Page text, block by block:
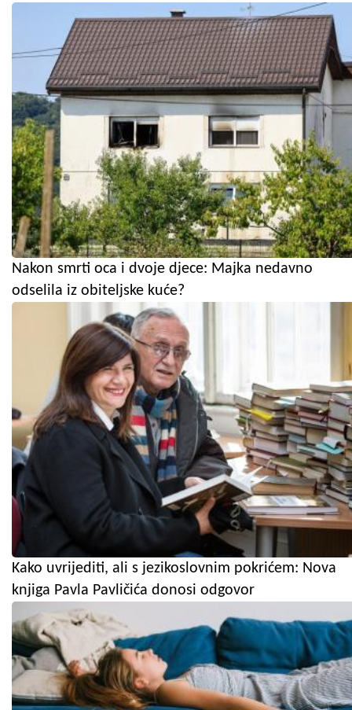
Nakon smrti oca i dvoje djece: Majka nedavno
odselila iz obiteljske kuće?
Kako uvrijediti, ali s jezikoslovnim pokrićem: Nova
knjiga Pavla Pavličića donosi odgovor